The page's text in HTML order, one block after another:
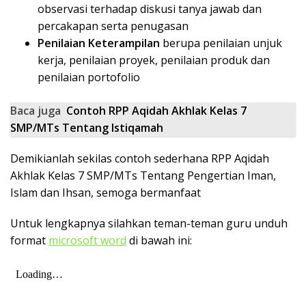
observasi terhadap diskusi tanya jawab dan
percakapan serta penugasan
Penilaian Keterampilan berupa penilaian unjuk
kerja, penilaian proyek, penilaian produk dan
penilaian portofolio
Baca juga Contoh RPP Aqidah Akhlak Kelas 7
SMP/MTs Tentang Istiqamah
Demikianlah sekilas contoh sederhana RPP Aqidah
Akhlak Kelas 7 SMP/MTs Tentang Pengertian Iman,
Islam dan Ihsan, semoga bermanfaat
Untuk lengkapnya silahkan teman-teman guru unduh
format microsoft word di bawah ini: